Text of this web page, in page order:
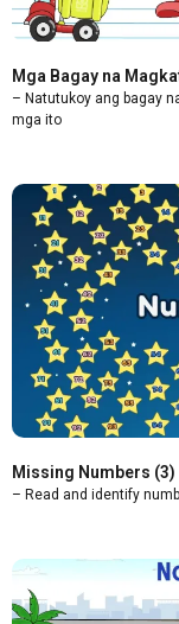
Mga Bagay na
– Natutukoy ang bagay
mga ito
Missing Numbers (3)
– Read and identify